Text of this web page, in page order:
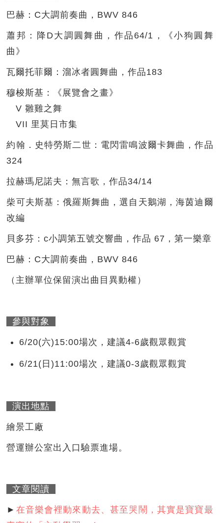
巴赫：C大調前奏曲，BWV 846
蕭邦：降D大調圓舞曲，作品64/1，《小狗圓舞
曲》
瓦爾托菲爾：溜冰者圓舞曲，作品183
穆梭斯基：《展覽會之畫》
V 雛雞之舞
VII 里莫日市集
約翰．史特勞斯二世：電閃雷鳴波爾卡舞曲，作品
324
拉赫瑪尼諾夫：無言歌，作品34/14
柴可夫斯基：俄羅斯舞曲，選自天鵝湖，海茵迪爾
改編
貝多芬：c小調第五號交響曲，作品 67，第一樂章
巴赫：C大調前奏曲，BWV 846
（主辦單位保留演出曲目異動權）
參與對象
6/20(六)15:00場次，建議4-6歲觀眾觀賞
6/21(日)11:00場次，建議0-3歲觀眾觀賞
演出地點
繪景工廠
營運辦公室出入口驗票進場。
文章閱讀
► 在音樂會裡動來動去、甚至哭鬧，其實是寶寶最